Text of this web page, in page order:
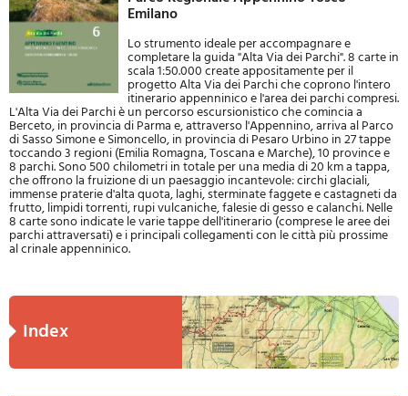
Emilano
Lo strumento ideale per accompagnare e
completare la guida "Alta Via dei Parchi". 8 carte in
scala 1:50.000 create appositamente per il
progetto Alta Via dei Parchi che coprono l'intero
itinerario appenninico e l'area dei parchi compresi.
L'Alta Via dei Parchi è un percorso escursionistico che comincia a
Berceto, in provincia di Parma e, attraverso l'Appennino, arriva al Parco
di Sasso Simone e Simoncello, in provincia di Pesaro Urbino in 27 tappe
toccando 3 regioni (Emilia Romagna, Toscana e Marche), 10 province e
8 parchi. Sono 500 chilometri in totale per una media di 20 km a tappa,
che offrono la fruizione di un paesaggio incantevole: circhi glaciali,
immense praterie d'alta quota, laghi, sterminate faggete e castagneti da
frutto, limpidi torrenti, rupi vulcaniche, falesie di gesso e calanchi. Nelle
8 carte sono indicate le varie tappe dell'itinerario (comprese le aree dei
parchi attraversati) e i principali collegamenti con le città più prossime
al crinale appenninico.
index